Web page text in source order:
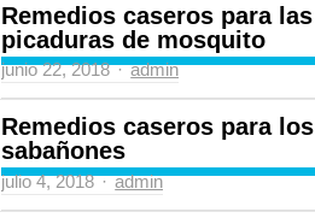
Remedios caseros para las
picaduras de mosquito
junio 22, 2018 Author
admin
Remedios caseros para los
sabañones
julio 4, 2018 Author
admin